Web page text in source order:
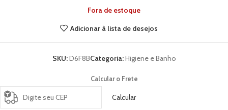
Fora de estoque
Adicionar à lista de desejos
SKU:D6F8BCategoria:Higiene e Banho
Calcular o Frete
Calcular